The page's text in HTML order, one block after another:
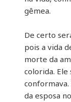
gêmea.
De certo
pois a vida
morte da
colorida. Ele
da esposa